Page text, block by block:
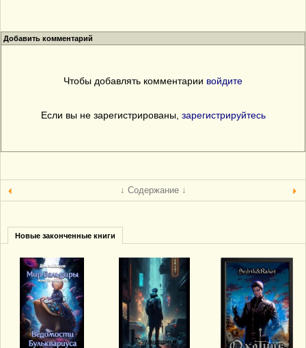
Добавить комментарий
Чтобы добавлять комментарии войдите
Если вы не зарегистрированы, зарегистрируйтесь
↓ Содержание ↓
Новые законченные книги